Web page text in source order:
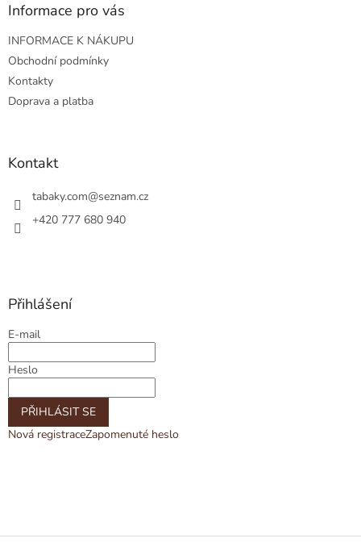
Informace pro vás
INFORMACE K NÁKUPU
Obchodní podmínky
Kontakty
Doprava a platba
Kontakt
tabaky.com@seznam.cz
+420 777 680 940
Přihlášení
E-mail
Heslo
PŘIHLÁSIT SE
Nová registraceZapomenuté heslo